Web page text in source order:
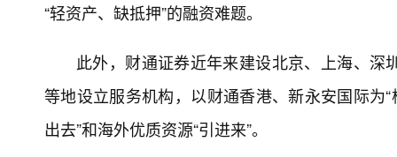
“轻资产、缺抵押”的融资难题。
此外，财通证券近年来建设北京、上海、
等地设立服务机构，以财通香港、新永安国际为
出去”和海外优质资源“引进来”。